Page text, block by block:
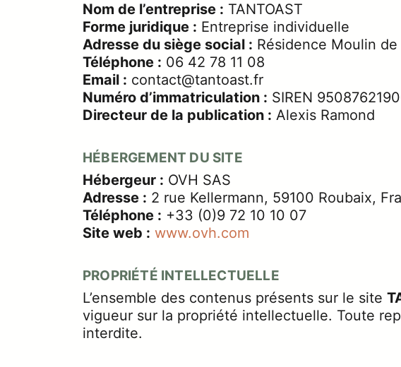
Nom de l’entreprise : TANTOAST
Forme juridique : Entreprise individuelle
Adresse du siège social : Résidence Moulin
Téléphone : 06 42 78 11 08
Email : contact@tantoast.fr
Numéro d’immatriculation : SIREN
Directeur de la publication : Alexis Ramond
HÉBERGEMENT DU SITE
Hébergeur : OVH SAS
Adresse : 2 rue Kellermann, 59100 Roubaix,
Téléphone : +33 (0)9 72 10 10 07
Site web : www.ovh.com
PROPRIÉTÉ INTELLECTUELLE
L’ensemble des contenus présents sur le site
vigueur sur la propriété intellectuelle. Toute
interdite.